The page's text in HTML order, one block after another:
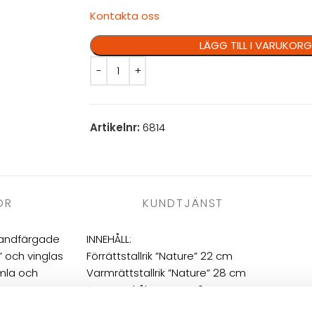
Kontakta oss
LÄGG TILL I VARUKORG
Artikelnr: 6814
KUNDTJÄNST
och vinglas
och
INNEHÅLL:
Förrättstallrik ”Nature” 22 cm
Varmrättstallrik ”Nature” 28 cm
Dessertskål ”Nature” 16 cm